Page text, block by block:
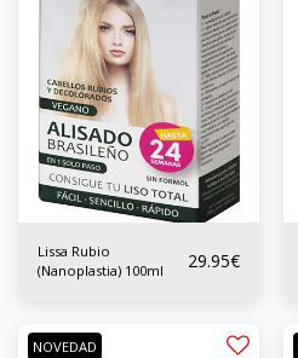
Lissa Rubio
(Nanoplastia) 100ml
29.95€
NOVEDAD